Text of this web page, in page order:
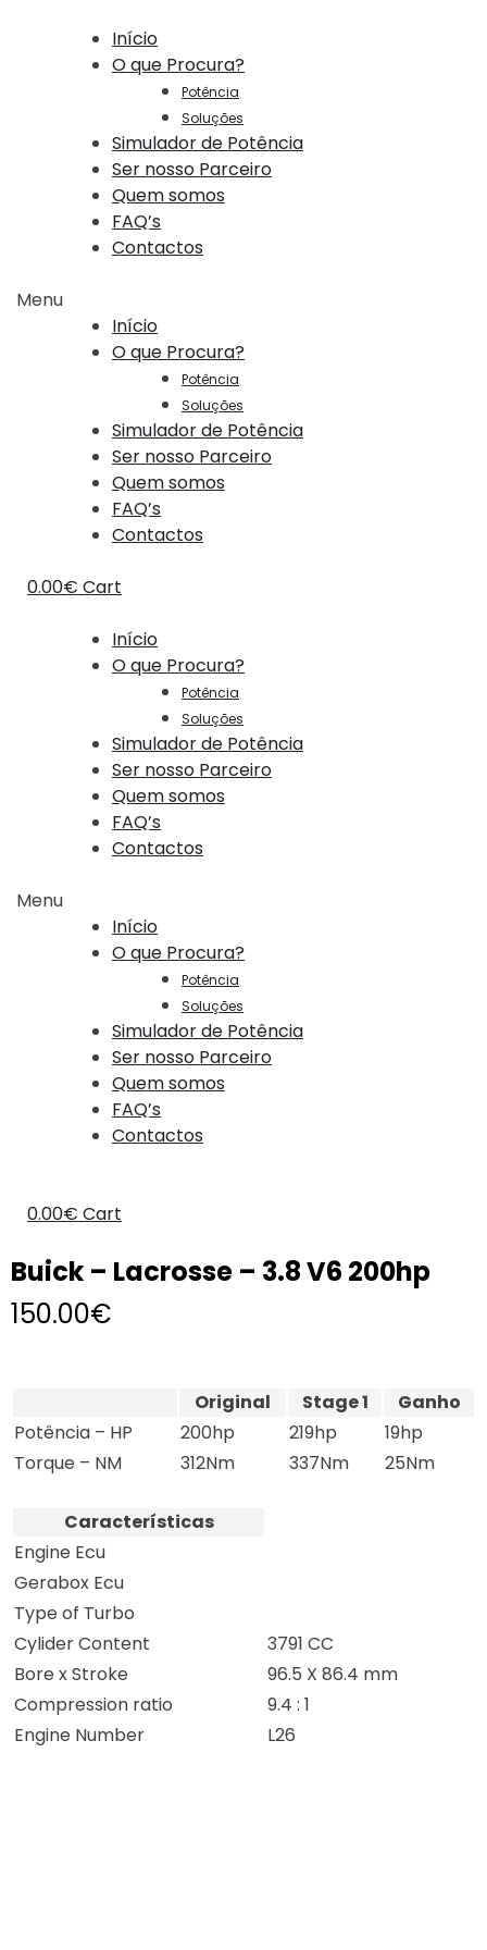
Início
O que Procura?
Potência
Soluções
Simulador de Potência
Ser nosso Parceiro
Quem somos
FAQ’s
Contactos
Menu
Início
O que Procura?
Potência
Soluções
Simulador de Potência
Ser nosso Parceiro
Quem somos
FAQ’s
Contactos
0.00€ Cart
Início
O que Procura?
Potência
Soluções
Simulador de Potência
Ser nosso Parceiro
Quem somos
FAQ’s
Contactos
Menu
Início
O que Procura?
Potência
Soluções
Simulador de Potência
Ser nosso Parceiro
Quem somos
FAQ’s
Contactos
0.00€ Cart
Buick – Lacrosse – 3.8 V6 200hp
150.00€
Original Stage 1
Ganho
Potência – HP
200hp 219hp
19hp
Torque – NM
312Nm 337Nm 25Nm
Características
Engine Ecu
Gerabox Ecu
Type of Turbo
Cylider Content
3791 CC
Bore x Stroke
96.5 X 86.4 mm
Compression ratio
9.4 : 1
Engine Number
L26